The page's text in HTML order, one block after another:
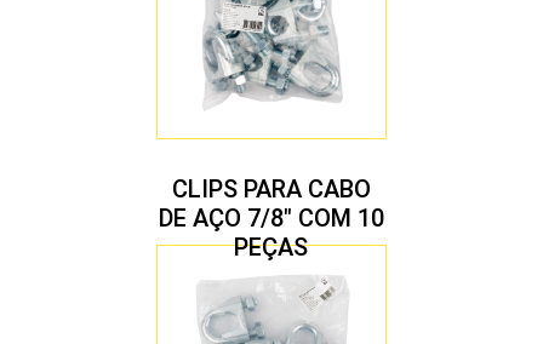
CLIPS PARA CABO
DE AÇO 7/8″ COM 10
PEÇAS